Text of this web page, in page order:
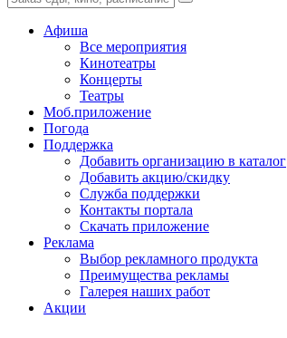
Афиша
Все мероприятия
Кинотеатры
Концерты
Театры
Моб.приложение
Погода
Поддержка
Добавить организацию в каталог
Добавить акцию/скидку
Служба поддержки
Контакты портала
Скачать приложение
Реклама
Выбор рекламного продукта
Преимущества рекламы
Галерея наших работ
Акции